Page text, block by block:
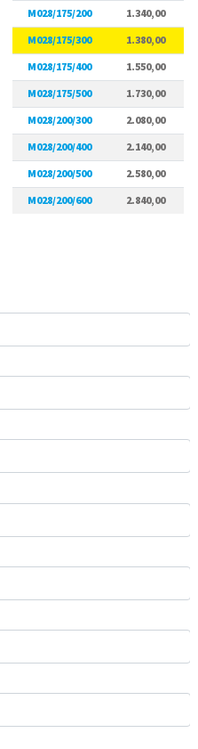
145 mm
145 mm
145 mm
145 mm
170 mm
170 mm
170 mm
170 mm
M028/175/200
1.340,00
M028/175/300
1.380,00
M028/175/400
1.550,00
M028/175/500
1.730,00
M028/200/300
2.080,00
M028/200/400
2.140,00
M028/200/500
2.580,00
M028/200/600
2.840,00